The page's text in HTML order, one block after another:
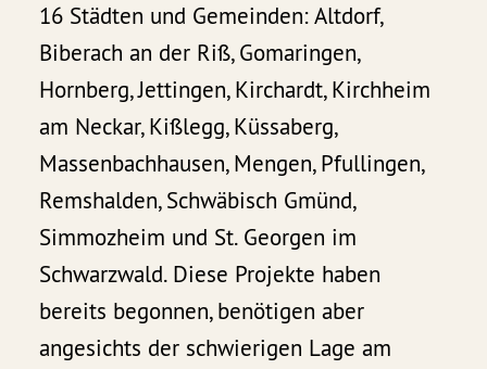
16 Städten und Gemeinden: Altdorf,
Biberach an der Riß, Gomaringen,
Hornberg, Jettingen, Kirchardt, Kirchheim
am Neckar, Kißlegg, Küssaberg,
Massenbachhausen, Mengen, Pfullingen,
Remshalden, Schwäbisch Gmünd,
Simmozheim und St. Georgen im
Schwarzwald. Diese Projekte haben
bereits begonnen, benötigen aber
angesichts der schwierigen Lage am